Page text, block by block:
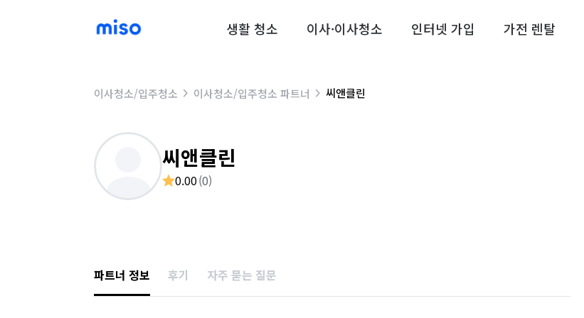
생활 청소 이사·이사청소 인터넷 가입 가전 렌탈
이사청소/입주청소 이사청소/입주청소 파트너 씨앤클린
씨앤클린
0.00(0)
파트너 정보 후기 자주 묻는 질문